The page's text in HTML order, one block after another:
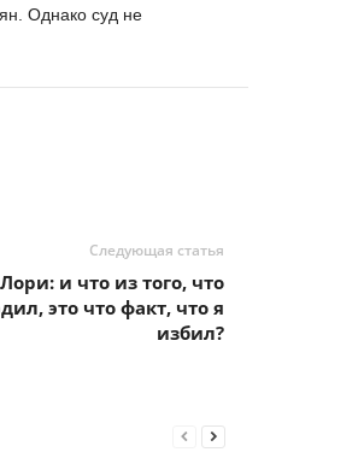
Однако суд не
Следующая статья
и что из того, что
это что факт, что я
избил?